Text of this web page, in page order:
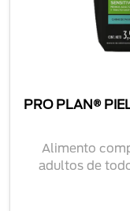
PRO PLAN®
Alimento
adultos de